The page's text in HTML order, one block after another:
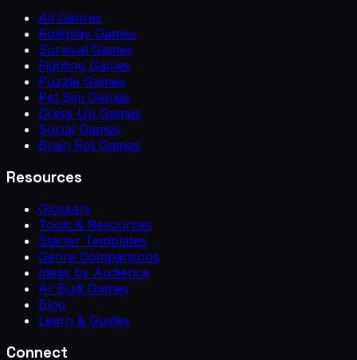
All Genres
Roleplay Games
Survival Games
Fighting Games
Puzzle Games
Pet Sim Games
Dress Up Games
Social Games
Brain Rot Games
Resources
Glossary
Tools & Resources
Starter Templates
Genre Comparisons
Ideas by Audience
AI-Built Games
Blog
Learn & Guides
Connect